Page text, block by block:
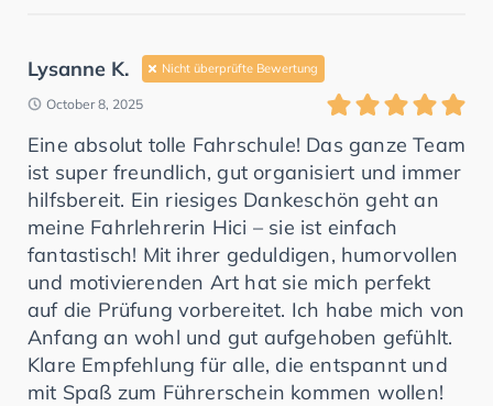
Lysanne K. Nicht überprüfte Bewertung
October 8, 2025
Eine absolut tolle Fahrschule! Das ganze Team
ist super freundlich, gut organisiert und immer
hilfsbereit. Ein riesiges Dankeschön geht an
meine Fahrlehrerin Hici – sie ist einfach
fantastisch! Mit ihrer geduldigen, humorvollen
und motivierenden Art hat sie mich perfekt
auf die Prüfung vorbereitet. Ich habe mich von
Anfang an wohl und gut aufgehoben gefühlt.
Klare Empfehlung für alle, die entspannt und
mit Spaß zum Führerschein kommen wollen!